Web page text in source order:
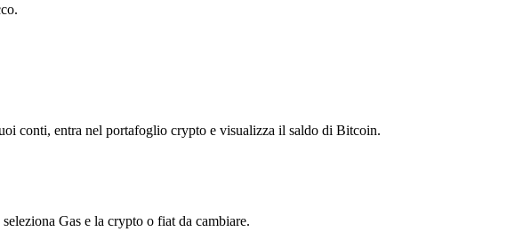
conti, entra nel portafoglio crypto e visualizza il saldo di Bitcoin.
Gas e la crypto o fiat da cambiare.